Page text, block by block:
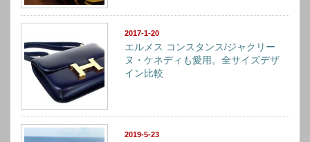
2017-1-20
エルメス コンスタンス/ジャクリー
ヌ・ケネディも愛用。全サイズデザ
イン比較
2019-5-23